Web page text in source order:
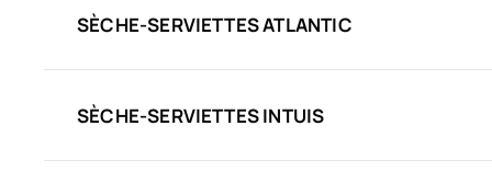
SÈCHE-SERVIETTES ATLANTIC
SÈCHE-SERVIETTES INTUIS